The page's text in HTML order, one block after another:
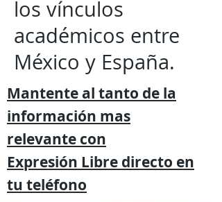
los vínculos
académicos entre
México y España.
Mantente al tanto de la
información mas
relevante con
Expresión Libre directo en
tu teléfono